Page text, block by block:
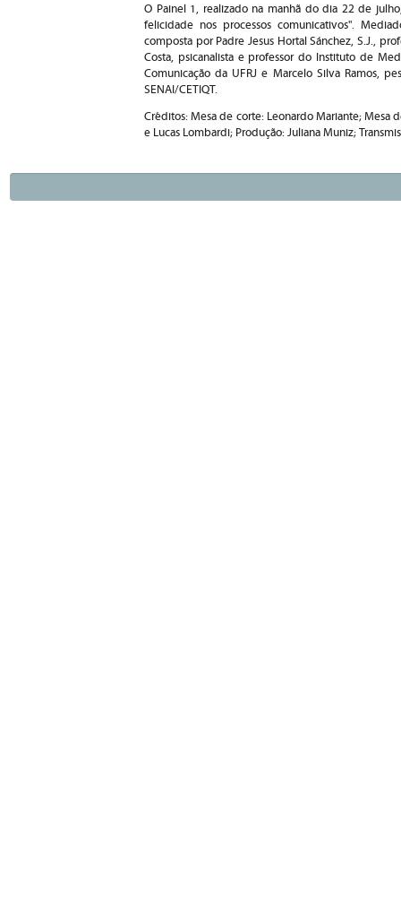
O Painel 1, realizado na manhã do dia 22 de
felicidade nos processos comunicativos".
composta por Padre Jesus Hortal Sánchez, S.J.,
Costa, psicanalista e professor do Instituto de
Comunicação da UFRJ e Marcelo Silva Ramos,
SENAI/CETIQT.
Créditos: Mesa de corte: Leonardo Mariante; Mesa
e Lucas Lombardi; Produção: Juliana Muniz;